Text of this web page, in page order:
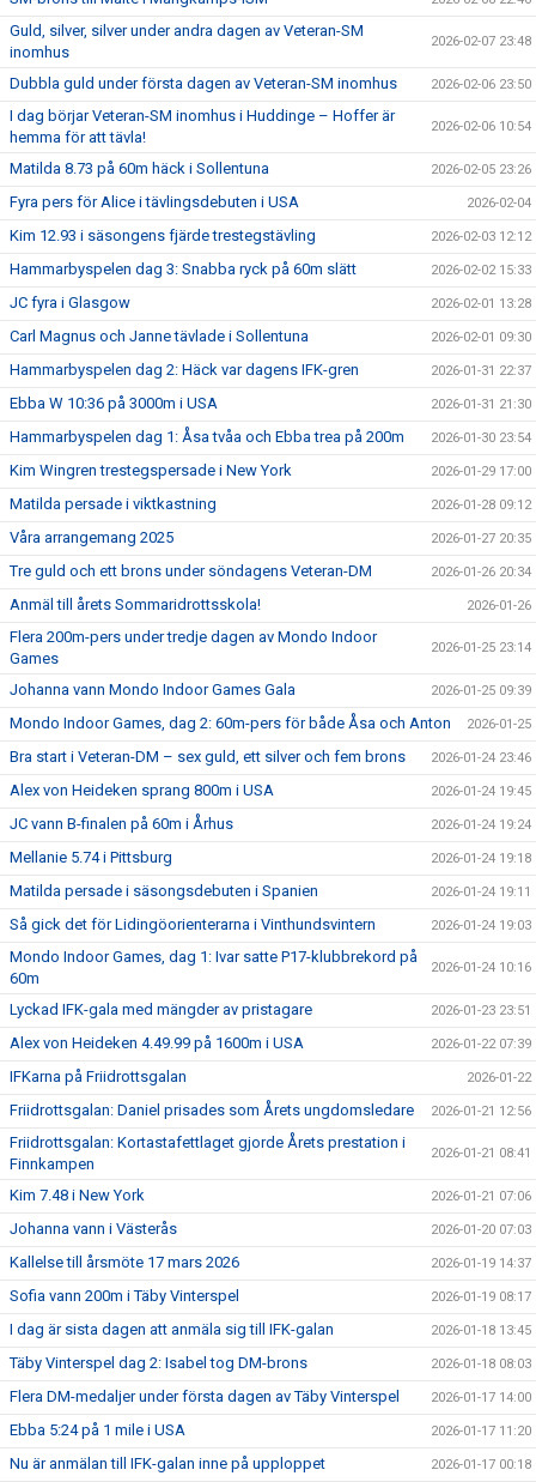
Guld, silver, silver under andra dagen av Veteran-SM
inomhus
2026-02-07 23:48
Dubbla guld under första dagen av Veteran-SM inomhus 2026-02-06 23:50
I dag börjar Veteran-SM inomhus i Huddinge – Hoffer är
hemma för att tävla!
2026-02-06 10:54
Matilda 8.73 på 60m häck i Sollentuna 2026-02-05 23:26
Fyra pers för Alice i tävlingsdebuten i USA 2026-02-04
Kim 12.93 i säsongens fjärde trestegstävling 2026-02-03 12:12
Hammarbyspelen dag 3: Snabba ryck på 60m slätt 2026-02-02 15:33
JC fyra i Glasgow 2026-02-01 13:28
Carl Magnus och Janne tävlade i Sollentuna 2026-02-01 09:30
Hammarbyspelen dag 2: Häck var dagens IFK-gren 2026-01-31 22:37
Ebba W 10:36 på 3000m i USA 2026-01-31 21:30
Hammarbyspelen dag 1: Åsa tvåa och Ebba trea på 200m 2026-01-30 23:54
Kim Wingren trestegspersade i New York 2026-01-29 17:00
Matilda persade i viktkastning 2026-01-28 09:12
Våra arrangemang 2025 2026-01-27 20:35
Tre guld och ett brons under söndagens Veteran-DM 2026-01-26 20:34
Anmäl till årets Sommaridrottsskola! 2026-01-26
Flera 200m-pers under tredje dagen av Mondo Indoor
Games
2026-01-25 23:14
Johanna vann Mondo Indoor Games Gala 2026-01-25 09:39
Mondo Indoor Games, dag 2: 60m-pers för både Åsa och Anton 2026-01-25
Bra start i Veteran-DM – sex guld, ett silver och fem brons 2026-01-24 23:46
Alex von Heideken sprang 800m i USA 2026-01-24 19:45
JC vann B-finalen på 60m i Århus 2026-01-24 19:24
Mellanie 5.74 i Pittsburg 2026-01-24 19:18
Matilda persade i säsongsdebuten i Spanien 2026-01-24 19:11
Så gick det för Lidingöorienterarna i Vinthundsvintern 2026-01-24 19:03
Mondo Indoor Games, dag 1: Ivar satte P17-klubbrekord på
60m
2026-01-24 10:16
Lyckad IFK-gala med mängder av pristagare 2026-01-23 23:51
Alex von Heideken 4.49.99 på 1600m i USA 2026-01-22 07:39
IFKarna på Friidrottsgalan 2026-01-22
Friidrottsgalan: Daniel prisades som Årets ungdomsledare 2026-01-21 12:56
Friidrottsgalan: Kortastafettlaget gjorde Årets prestation i
Finnkampen
2026-01-21 08:41
Kim 7.48 i New York 2026-01-21 07:06
Johanna vann i Västerås 2026-01-20 07:03
Kallelse till årsmöte 17 mars 2026 2026-01-19 14:37
Sofia vann 200m i Täby Vinterspel 2026-01-19 08:17
I dag är sista dagen att anmäla sig till IFK-galan 2026-01-18 13:45
Täby Vinterspel dag 2: Isabel tog DM-brons 2026-01-18 08:03
Flera DM-medaljer under första dagen av Täby Vinterspel 2026-01-17 14:00
Ebba 5:24 på 1 mile i USA 2026-01-17 11:20
Nu är anmälan till IFK-galan inne på upploppet 2026-01-17 00:18